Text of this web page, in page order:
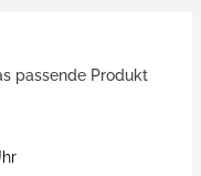
passende Produkt